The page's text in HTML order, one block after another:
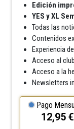
Edición
YES y XL
Todas las
Contenidos
Experiencia
Acceso al
Acceso a la
Newsletters
Pago
12,95 €